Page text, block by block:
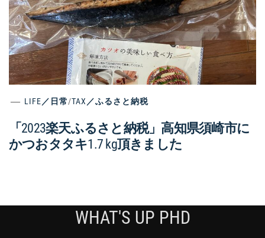
LIFE／日常/TAX／ふるさと納税
「2023楽天ふるさと納税」高知県須崎市に
かつおタタキ1.7 kg頂きました
WHAT'S UP PHD